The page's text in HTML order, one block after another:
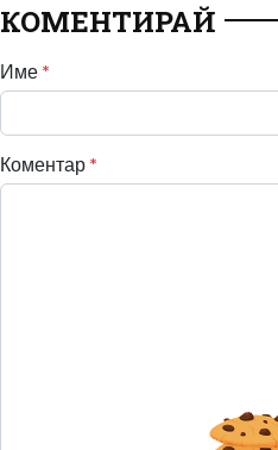
КОМЕНТИРАЙ
Име *
Коментар *